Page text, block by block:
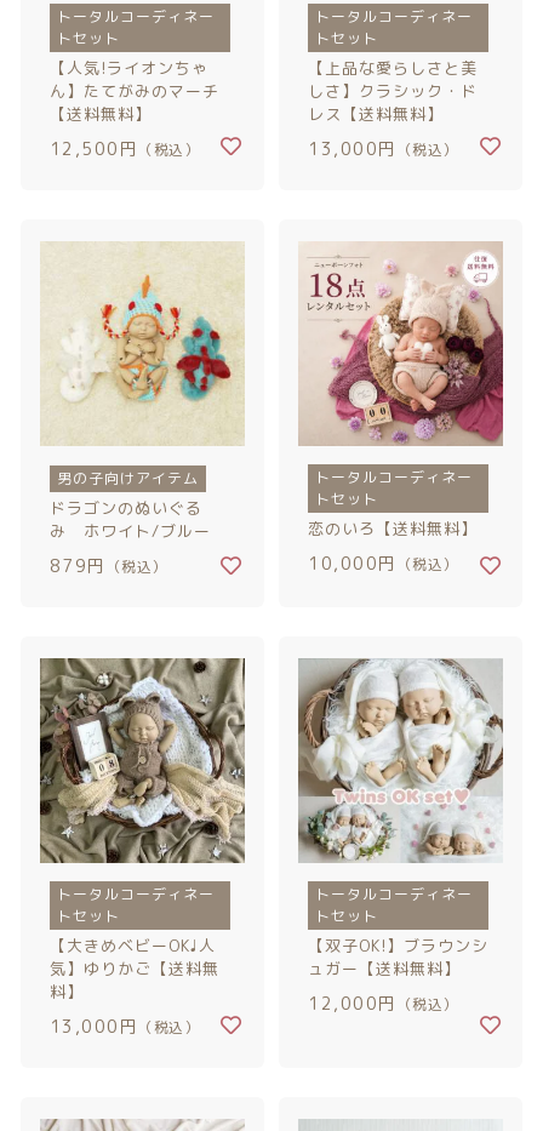
トータルコーディネー
トセット
【人気!ライオンちゃ
ん】たてがみのマーチ
【送料無料】
12,500円 （税込）
トータルコーディネー
トセット
【上品な愛らしさと美
しさ】クラシック・ド
レス【送料無料】
13,000円 （税込）
男の子向けアイテム
ドラゴンのぬいぐる
み ホワイト/ブルー
879円 （税込）
トータルコーディネー
トセット
恋のいろ【送料無料】
10,000円 （税込）
トータルコーディネー
トセット
【大きめベビーOK♩人
気】ゆりかご【送料無
料】
13,000円 （税込）
トータルコーディネー
トセット
【双子OK!】ブラウンシ
ュガー【送料無料】
12,000円 （税込）